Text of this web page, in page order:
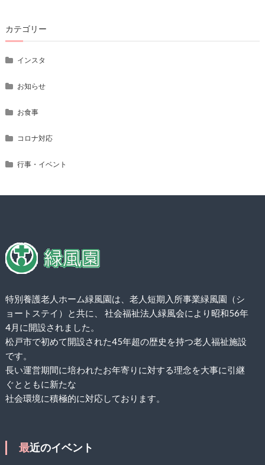
カテゴリー
インスタ
お知らせ
お食事
コロナ対応
行事・イベント
特別養護老人ホーム緑風園は、老人短期入所事業緑風園（シ
ョートステイ）と共に、 社会福祉法人緑風会により昭和56年
4月に開設されました。
松戸市で初めて開設された45年超の歴史を持つ老人福祉施設
です。
長い運営期間に培われたお年寄りに対する理念を大事に引継
ぐとともに新たな
社会環境に積極的に対応しております。
最近のイベント